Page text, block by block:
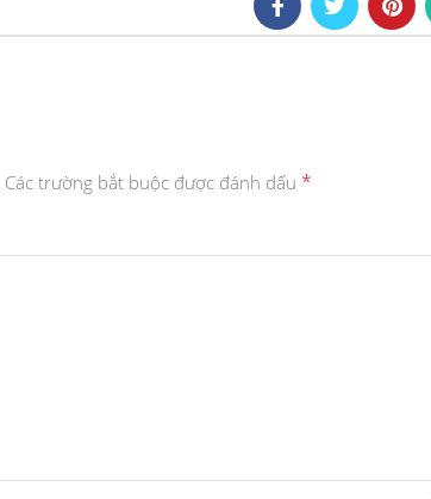
Các trường bắt buộc được đánh dấu *